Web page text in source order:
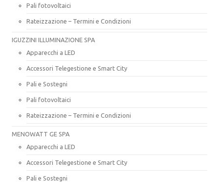
Pali fotovoltaici
Rateizzazione – Termini e Condizioni
IGUZZINI ILLUMINAZIONE SPA
Apparecchi a LED
Accessori Telegestione e Smart City
Pali e Sostegni
Pali fotovoltaici
Rateizzazione – Termini e Condizioni
MENOWATT GE SPA
Apparecchi a LED
Accessori Telegestione e Smart City
Pali e Sostegni